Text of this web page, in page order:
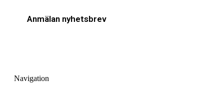
Anmälan nyhetsbrev
Navigation